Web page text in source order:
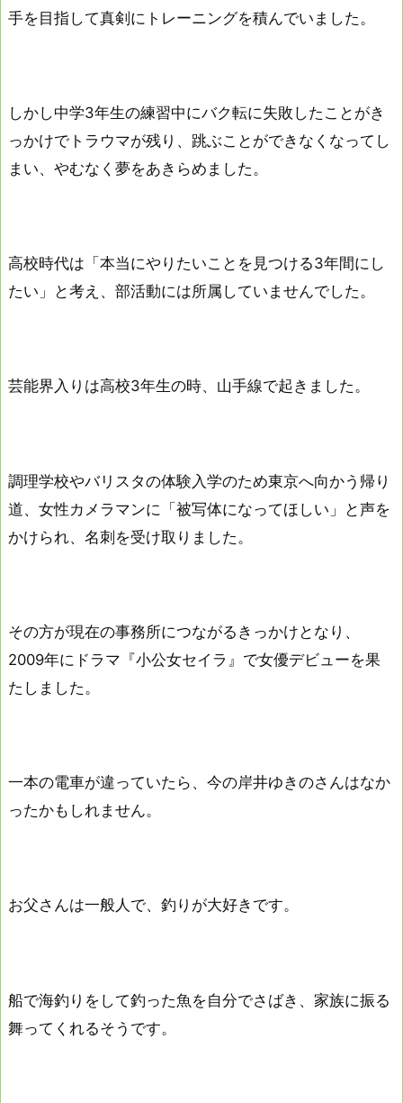
手を目指して真剣にトレーニングを積んでいました。
しかし中学3年生の練習中にバク転に失敗したことがき
っかけでトラウマが残り、跳ぶことができなくなってし
まい、やむなく夢をあきらめました。
高校時代は「本当にやりたいことを見つける3年間にし
たい」と考え、部活動には所属していませんでした。
芸能界入りは高校3年生の時、山手線で起きました。
調理学校やバリスタの体験入学のため東京へ向かう帰り
道、女性カメラマンに「被写体になってほしい」と声を
かけられ、名刺を受け取りました。
その方が現在の事務所につながるきっかけとなり、
2009年にドラマ『小公女セイラ』で女優デビューを果
たしました。
一本の電車が違っていたら、今の岸井ゆきのさんはなか
ったかもしれません。
お父さんは一般人で、釣りが大好きです。
船で海釣りをして釣った魚を自分でさばき、家族に振る
舞ってくれるそうです。